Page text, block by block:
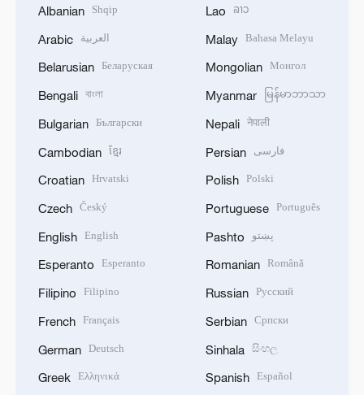
Albanian Shqip
Arabic العربية
Belarusian Беларуская
Bengali বাংলা
Bulgarian Български
Cambodian ខ្មែរ
Croatian Hrvatski
Czech Český
English English
Esperanto Esperanto
Filipino Filipino
French Français
German Deutsch
Greek Ελληνικά
Lao ລາວ
Malay Bahasa Melayu
Mongolian Монгол
Myanmar မြန်မာဘာသာ
Nepali नेपाली
Persian فارسی
Polish Polski
Portuguese Português
Pashto پښتو
Romanian Română
Russian Русский
Serbian Српски
Sinhala සිංහල
Spanish Español